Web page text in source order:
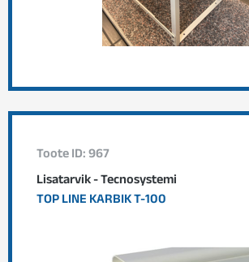
Toote ID: 967
Lisatarvik - Tecnosystemi
TOP LINE KARBIK T-100